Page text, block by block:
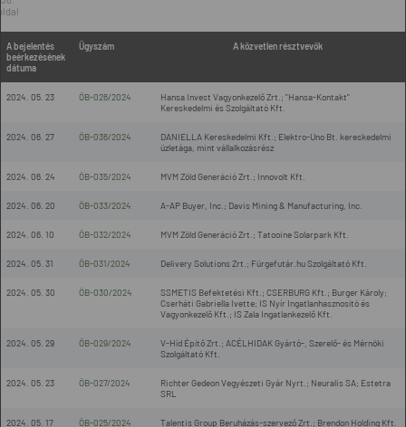
A bejelentés
beérkezésének
dátuma
Ügyszám A közvetlen résztvevők
2024. 05. 23 ÖB-026/2024
Hansa Invest Vagyonkezelő Zrt.; "Hansa-Kontakt"
Kereskedelmi és Szolgáltató Kft.
2024. 06. 27 ÖB-036/2024
DANIELLA Kereskedelmi Kft.; Elektro-Uno Bt. kereskedelmi
üzletága, mint vállalkozásrész
2024. 06. 24 ÖB-035/2024 MVM Zöld Generáció Zrt.; Innovolt Kft.
2024. 06. 20 ÖB-033/2024 A-AP Buyer, Inc.; Davis Mining & Manufacturing, Inc.
2024. 06. 10 ÖB-032/2024 MVM Zöld Generáció Zrt.; Tatooine Solarpark Kft.
2024. 05. 31 ÖB-031/2024 Delivery Solutions Zrt.; Fürgefutár.hu Szolgáltató Kft.
2024. 05. 30 ÖB-030/2024
SSMETIS Befektetési Kft.; CSERBURG Kft.; Burger Károly;
Cserháti Gabriella Ivette; IS Nyír Ingatlanhasznosító és
Vagyonkezelő Kft.; IS Zala Ingatlankezelő Kft.
2024. 05. 29 ÖB-029/2024
V-Híd Építő Zrt.; ACÉLHIDAK Gyártó-, Szerelő- és Mérnöki
Szolgáltató Kft.
2024. 05. 23 ÖB-027/2024
Richter Gedeon Vegyészeti Gyár Nyrt.; Neuralis SA; Estetra
SRL
2024. 05. 17 ÖB-025/2024 Talentis Group Beruházás-szervező Zrt.; Brendon Holding Kft.